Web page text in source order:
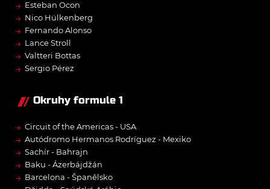
→ Esteban Ocon
→ Nico Hülkenberg
→ Fernando Alonso
→ Lance Stroll
→ Valtteri Bottas
→ Sergio Pérez
Okruhy formule 1
→ Circuit of the Americas - USA
→ Autódromo Hermanos Rodríguez - Mexiko
→ Sachír - Bahrajn
→ Baku - Ázerbájdžán
→ Barcelona - Španělsko